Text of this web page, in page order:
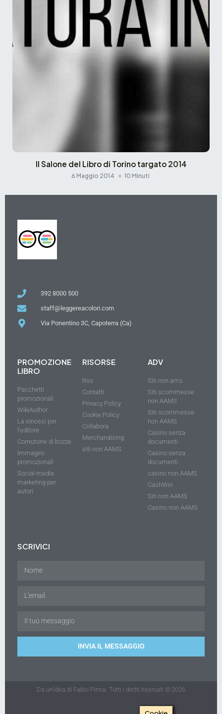
Il Salone del Libro di Torino targato 2014
6 Maggio 2014 10 Minuti
392 8000 500
staff@leggereacolori.com
Via Ponentino 3C, Capoterra (Ca)
PROMOZIONE
LIBRO
Pacchetti
promozionali
WikiAuthor
La sinossi per
l'editore
Correzione di bozze
Immagini
promozionali
Social media
marketing per
autori
RISORSE
Rss
Contatti
Privacy Policy
Cookie Policy
Collabora
Merchandising
siti non AAMS
ADV
Siti non ams
Siti scommesse
non AAMS
Siti scommesse
non AAMS
Casino senza
documenti
Casino senza
documenti
casino non AAMS
CashWin
Siti non AAMS
Casino non AAMS
SCRIVICI
INVIA IL MESSAGGIO
Da un'idea di Fabio Pinna. Tutti i diritti riservati © 2026